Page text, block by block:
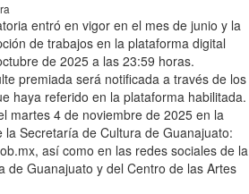
entró en vigor en el mes de junio y la
de trabajos en la plataforma digital
de 2025 a las 23:59 horas.
premiada será notificada a través de los
haya referido en la plataforma habilitada.
martes 4 de noviembre de 2025 en la
la Secretaría de Cultura de Guanajuato:
así como en las redes sociales de la
de Guanajuato y del Centro de las Artes